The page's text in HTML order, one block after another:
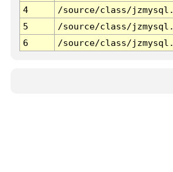
4
/source/class/
5
/source/class/
6
/source/class/